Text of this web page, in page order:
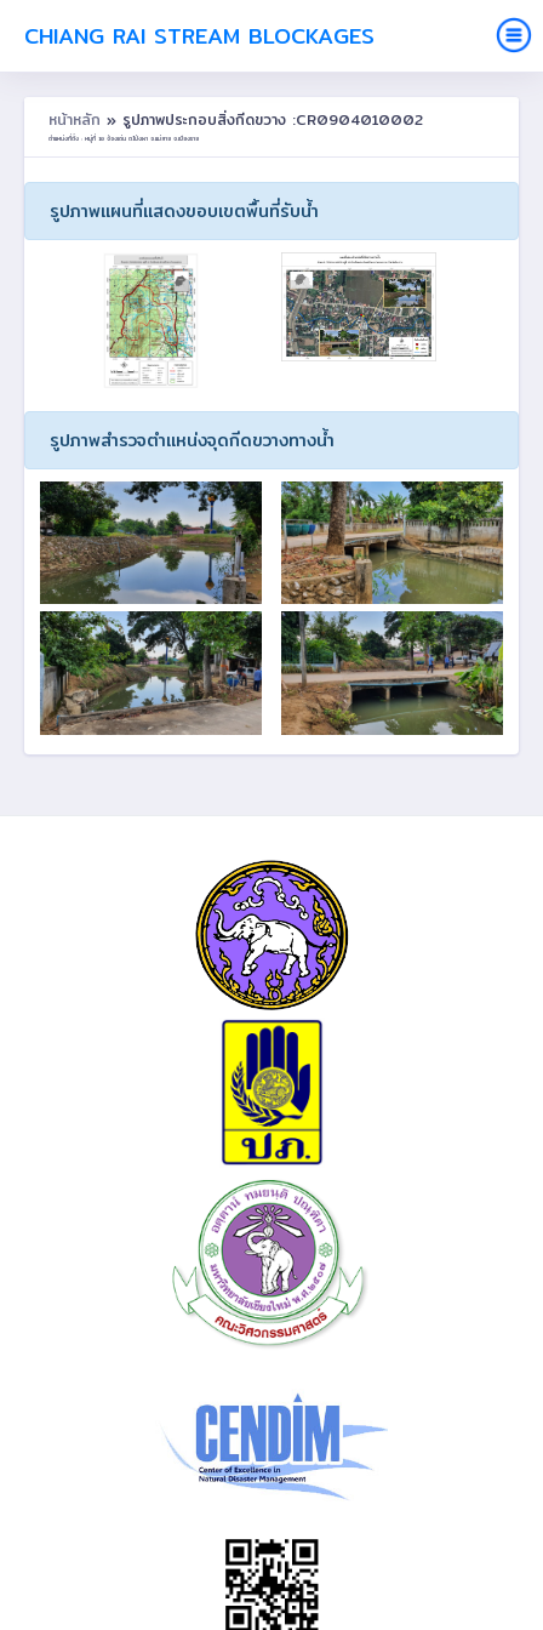
CHIANG RAI STREAM BLOCKAGES
หน้าหลัก » รูปภาพประกอบสิ่งกีดขวาง :CR0904010002
ตำแหน่งที่ตั้ง : หมู่ที่ 10 จ้องเด่น ต.โป่งผา อ.แม่สาย จ.เชียงราย
รูปภาพแผนที่แสดงขอบเขตพื้นที่รับน้ำ
รูปภาพสำรวจตำแหน่งจุดกีดขวางทางน้ำ